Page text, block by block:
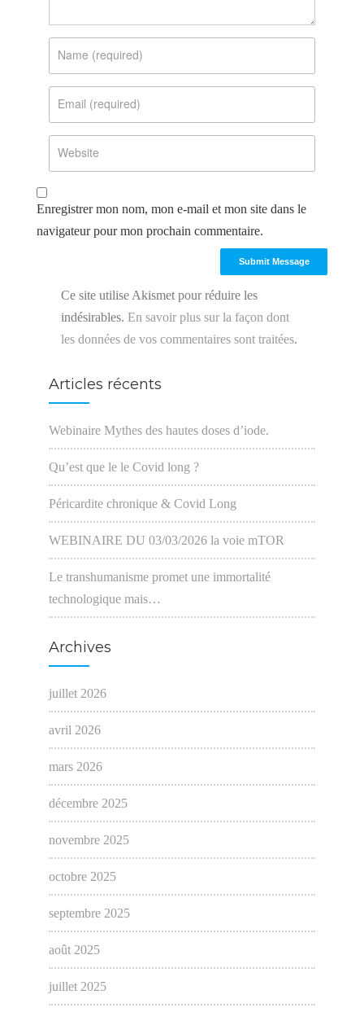
Enregistrer mon nom, mon e-mail et mon site dans le
navigateur pour mon prochain commentaire.
Ce site utilise Akismet pour réduire les
indésirables. En savoir plus sur la façon dont
les données de vos commentaires sont traitées.
Articles récents
Webinaire Mythes des hautes doses d’iode.
Qu’est que le le Covid long ?
Péricardite chronique & Covid Long
WEBINAIRE DU 03/03/2026 la voie mTOR
Le transhumanisme promet une immortalité
technologique mais…
Archives
juillet 2026
avril 2026
mars 2026
décembre 2025
novembre 2025
octobre 2025
septembre 2025
août 2025
juillet 2025